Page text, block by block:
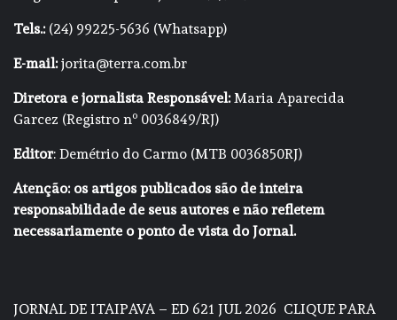
Tels.:(24) 99225-5636 (Whatsapp)
E-mail:jorita@terra.com.br
Diretora e jornalista Responsável:Maria Aparecida
Garcez (Registro nº 0036849/RJ)
Editor: Demétrio do Carmo (MTB 0036850RJ)
Atenção: os artigos publicados são de inteira
responsabilidade de seus autores e não refletem
necessariamente o ponto de vista do Jornal.
JORNAL DE ITAIPAVA – ED 621 JUL 2026 CLIQUE PARA